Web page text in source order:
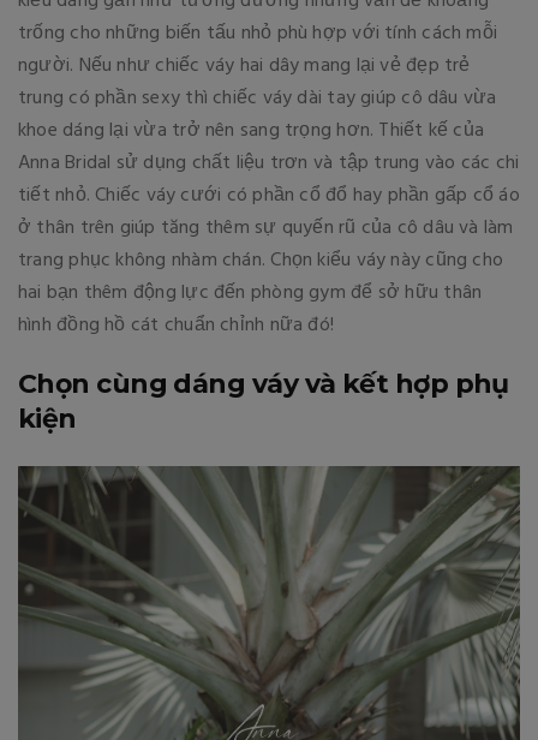
trống cho những biến tấu nhỏ phù hợp với tính cách mỗi
người. Nếu như chiếc váy hai dây mang lại vẻ đẹp trẻ
trung có phần sexy thì chiếc váy dài tay giúp cô dâu vừa
khoe dáng lại vừa trở nên sang trọng hơn. Thiết kế của
Anna Bridal sử dụng chất liệu trơn và tập trung vào các chi
tiết nhỏ. Chiếc váy cưới có phần cổ đổ hay phần gấp cổ áo
ở thân trên giúp tăng thêm sự quyến rũ của cô dâu và làm
trang phục không nhàm chán. Chọn kiểu váy này cũng cho
hai bạn thêm động lực đến phòng gym để sở hữu thân
hình đồng hồ cát chuẩn chỉnh nữa đó!
Chọn cùng dáng váy và kết hợp phụ
kiện